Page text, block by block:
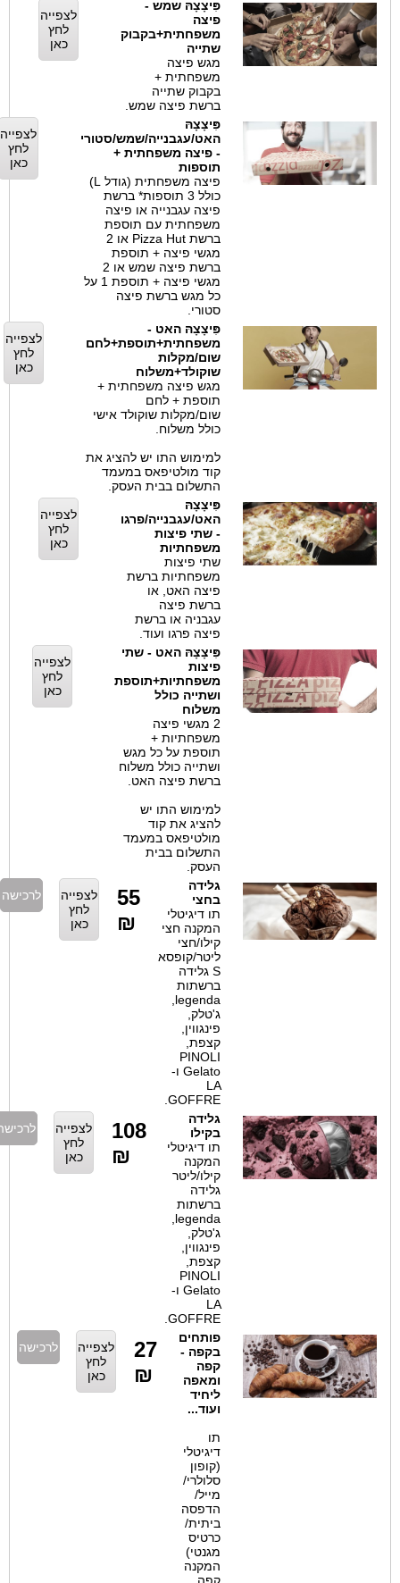
פִּיצָצָהּ שמש -
פיצה
משפחתית+בקבוק
שתייה
מגש פיצה
משפחתית +
בקבוק שתייה
ברשת פיצה שמש.
לצפייה
פִּיצָצָהּ
האט/עגבנייה/שמש/סטורי
- פיצה משפחתית +
תוספות
פיצה משפחתית (גודל L)
כולל 3 תוספות* ברשת
פיצה עגבנייה או פיצה
משפחתית עם תוספת
ברשת Pizza Hut או 2
מגשי פיצה + תוספת
ברשת פיצה שמש או 2
מגשי פיצה + תוספת 1 על
כל מגש ברשת פיצה
לצפייה
פִּיצָצָהּ האט -
משפחתית+תוספת+לחם
שום/מקלות
שוקולד+משלוח
מגש פיצה משפחתית +
תוספת + לחם
שום/מקלות שוקולד אישי
כולל משלוח.
למימוש התו יש להציג את
קוד מולטיפאס במעמד
התשלום בבית העסק.
לצפייה
פִּיצָצָהּ
האט/עגבנייה/פרגו
- שתי פיצות
משפחתיות
שתי פיצות
משפחתיות ברשת
פיצה האט, או
ברשת פיצה
עגבניה או ברשת
פיצה פרגו ועוד.
לצפייה
פִּיצָצָהּ האט - שתי
פיצות
משפחתיות+תוספת
ושתייה כולל
משלוח
2 מגשי פיצה
משפחתיות +
תוספת על כל מגש
ושתייה כולל משלוח
ברשת פיצה האט.
למימוש התו יש
להציג את קוד
מולטיפאס במעמד
התשלום בבית
לצפייה
גלידה
בחצי
תו דיגיטלי
המקנה חצי
קילו/חצי
ליטר/קופסא
S גלידה
ברשתות
legenda,
פינגווין,
קצפת,
PINOLI
Gelato ו-
GOFFRE.
₪
לצפייה
לחץ
כאן
לרכישה
גלידה
בקילו
תו דיגיטלי
המקנה
קילו/ליטר
ברשתות
legenda,
פינגווין,
קצפת,
PINOLI
Gelato ו-
GOFFRE.
108
לצפייה
לחץ
כאן
לרכישה
פותחים
בקפה -
קפה
ומאפה
ליחיד
דיגיטלי
סלולרי/
הדפסה
ביתית/
המקנה
27
₪
לצפייה
לחץ
כאן
לרכישה